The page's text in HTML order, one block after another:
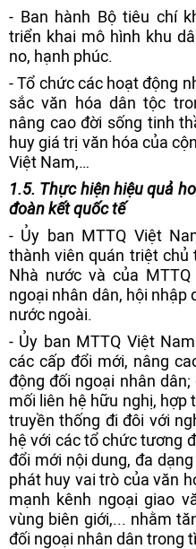
- Ban hành Bộ tiêu chí
triển khai mô hình khu
no, hạnh phúc.
- Tổ chức các hoạt động
sắc văn hóa dân tộc
nâng cao đời sống tinh
huy giá trị văn hóa của
Việt Nam,…
1.5. Thực hiện hiệu quả
đoàn kết quốc tế
- Ủy ban MTTQ Việt
thành viên quán triệt chủ
Nhà nước và của
ngoại nhân dân, hội nhập
nước ngoài.
- Ủy ban MTTQ Việt
các cấp đổi mới, nâng
động đối ngoại nhân
mối liên hệ hữu nghị, hợp
truyền thống đi đôi với
hệ với các tổ chức tương
đổi mới nội dung, đa
phát huy vai trò của văn
mạnh kênh ngoại giao
vùng biên giới,... nhằm
đối ngoại nhân dân trong